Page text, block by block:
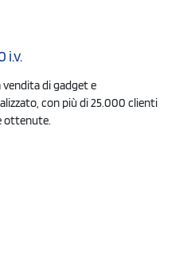
i.v.
vendita di gadget e
con più di 25.000 clienti
ottenute.